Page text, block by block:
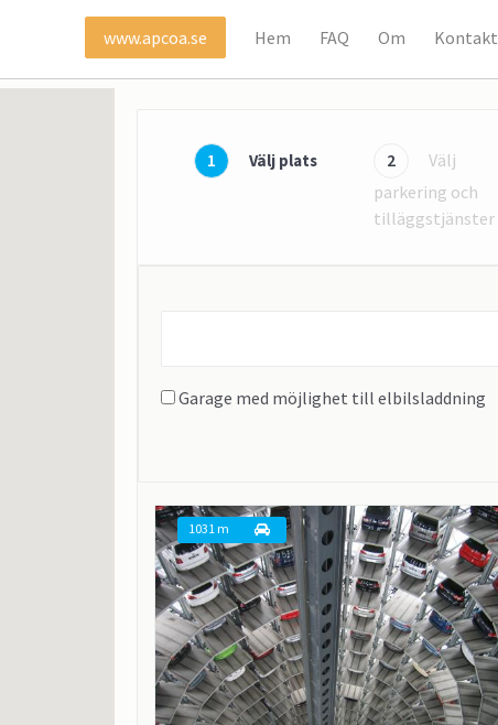
www.apcoa.se Hem FAQ Om Kontakt
1 Välj plats 2
Välj
parkering och
tilläggstjänster
Garage med möjlighet till elbilsladdning
1031 m